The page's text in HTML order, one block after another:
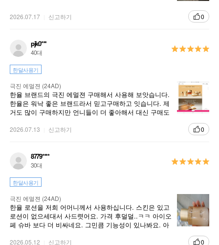
2026.07.17 신고하기 0
pjk0***
40대
한달사용기
극진 에멀젼 (24AD)
한율 브랜드의 극진 에멀젼 구매해서 사용해 보앗습니다.
한율은 워낙 좋은 브랜드라서 믿고구매하고 잇습니다. 제
거도 많이 구매하지만 언니들이 더 좋아해서 대신 구매도
2026.07.13 신고하기 0
8779****
30대
한달사용기
극진 에멀젼 (24AD)
한율 로션을 저희 어머니께서 사용하십니다. 스킨은 있고
로션이 없으세대서 사드렷어요. 가격 후덜덜..ㅋㅋ 아이오
페 슈바 보다 더 비싸네요. 그민큼 기능성이 있나봐요. 아
2026.05.12 신고하기 0